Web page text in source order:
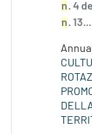
n. 4
n. 13...